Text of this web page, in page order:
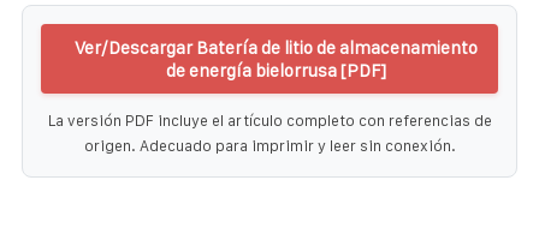
Ver/Descargar Batería de litio de almacenamiento
de energía bielorrusa [PDF]
La versión PDF incluye el artículo completo con referencias de
origen. Adecuado para imprimir y leer sin conexión.